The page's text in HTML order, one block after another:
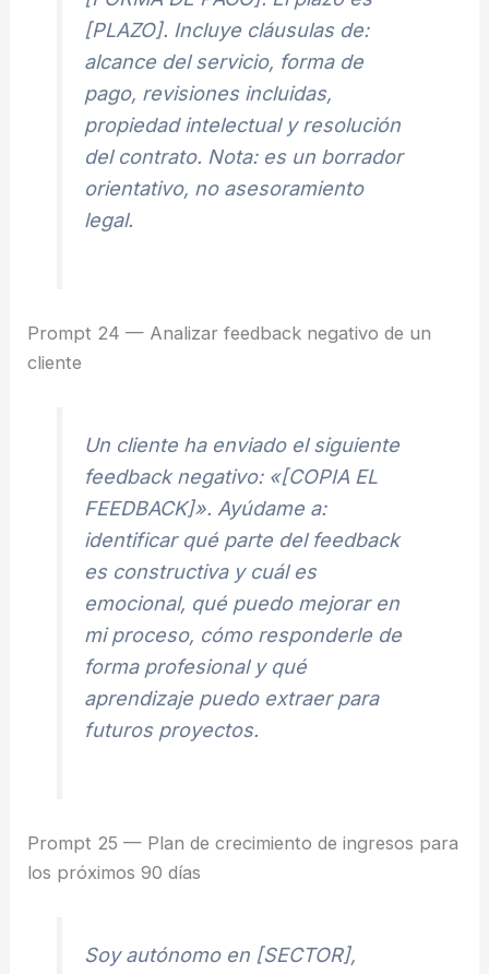
[PLAZO]. Incluye cláusulas de:
alcance del servicio, forma de
pago, revisiones incluidas,
propiedad intelectual y resolución
del contrato. Nota: es un borrador
orientativo, no asesoramiento
legal.
Prompt 24 — Analizar feedback negativo de un
cliente
Un cliente ha enviado el siguiente
feedback negativo: «[COPIA EL
FEEDBACK]». Ayúdame a:
identificar qué parte del feedback
es constructiva y cuál es
emocional, qué puedo mejorar en
mi proceso, cómo responderle de
forma profesional y qué
aprendizaje puedo extraer para
futuros proyectos.
Prompt 25 — Plan de crecimiento de ingresos para
los próximos 90 días
Soy autónomo en [SECTOR],